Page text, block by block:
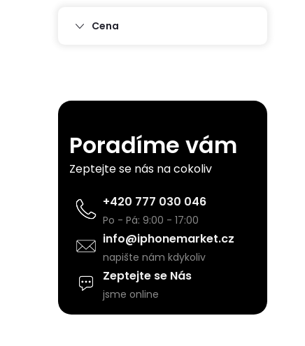
r
a
n
a
Cena
Poradíme vám
Zeptejte se nás na cokoliv
+420 777 030 046
Po - Pá: 9:00 - 17:00
info@iphonemarket.cz
napište nám kdykoliv
Zeptejte se Nás
jsme online